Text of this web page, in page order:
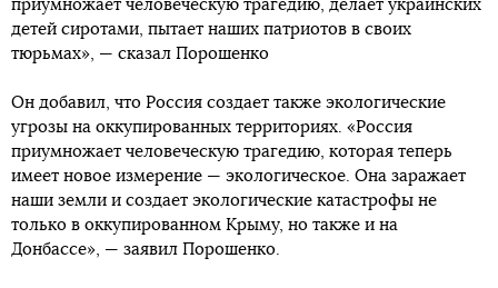
приумножает человеческую трагедию, делает украинских
детей сиротами, пытает наших патриотов в своих
тюрьмах», — сказал Порошенко
Он добавил, что Россия создает также экологические
угрозы на оккупированных территориях. «Россия
приумножает человеческую трагедию, которая теперь
имеет новое измерение — экологическое. Она заражает
наши земли и создает экологические катастрофы не
только в оккупированном Крыму, но также и на
Донбассе», — заявил Порошенко.